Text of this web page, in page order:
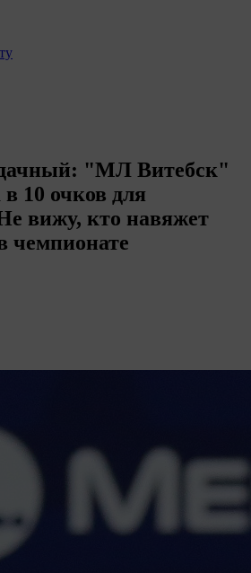
"МЛ Витебск"
10 очков для
вижу, кто навяжет
чемпионате